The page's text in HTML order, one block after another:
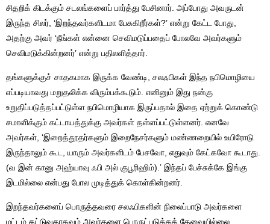
சிதறிக் கிடக்கும் சடலங்களைப் பார்த்து பேசினார். அப்போது அவருடன்
இருந்த சிலர், ‘இறந்தவர்களிடமா பேசுகிறீர்கள்?’ என்று கேட்ட போது,
அதற்கு அவர் ‘நீங்கள் என்னை செவிமடுப்பதைப் போலவே அவர்களும்
செவிமடுக்கின்றனர்’ என்று பதிலளித்தார்.
தங்களுக்குச் சாதகமாக இருக்க வேண்டி, சலஃபிகள் இந்த நபிமொழியை
எப்படியாவது மறுதலிக்க விரும்பக்கூடும். எனினும் இது நன்கு
உறுதிப்படுத்தப்பட்டுள்ள நபிமொழியாக இருப்பதால் இதை ஏற்றுக் கொண்டு
சமாளிக்கும் கட்டாயத்துக்கு அவர்கள் தள்ளப்பட்டுள்ளனர். எனவே
அவர்கள், ‘இறைத்தூதர்களும் இறைநேசர்களும் மண்ணறையில் உயிரோடு
இருந்தாலும் கூட, யாரும் அவர்களிடம் பேசவோ, எதுவும் கேட்கவோ கூடாது.
(வ இன் கானு அஹ்யாவு ஃபி அல் குபூரிஹிம்).’ இந்தப் பேச்சுக்கே இங்கு
இடமில்லை என்பது போல முடித்துக் கொள்கின்றனர்.
இறந்தவர்களைப் பொருத்தவரை சலஃபிகளின் நிலைப்பாடு அவர்களை
மட்டம் தட்டுவதாகவும் அவர்களை பொருட்படுத்தத் தேவையில்லை